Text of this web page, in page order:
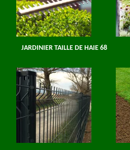
JARDINIER TAILLE DE HAIE 68